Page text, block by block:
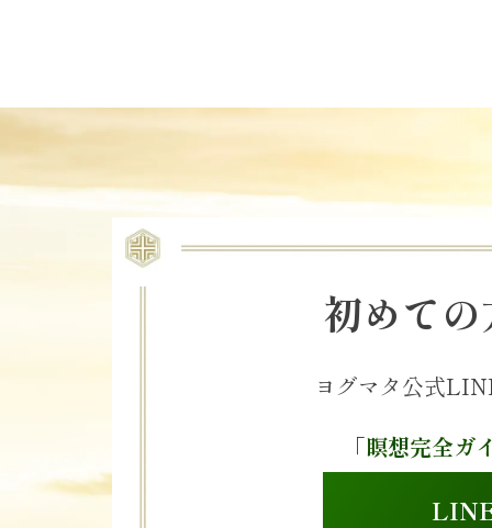
初めて
ヨグマタ公式
「瞑想完全